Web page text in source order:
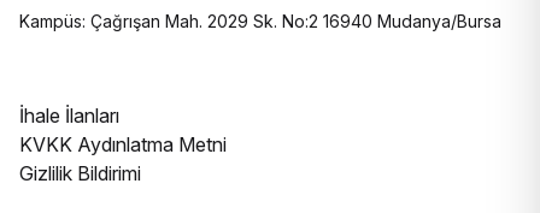
Kampüs: Çağrışan Mah. 2029 Sk. No:2 16940 Mudanya/Bursa
İhale İlanları
KVKK Aydınlatma Metni
Gizlilik Bildirimi